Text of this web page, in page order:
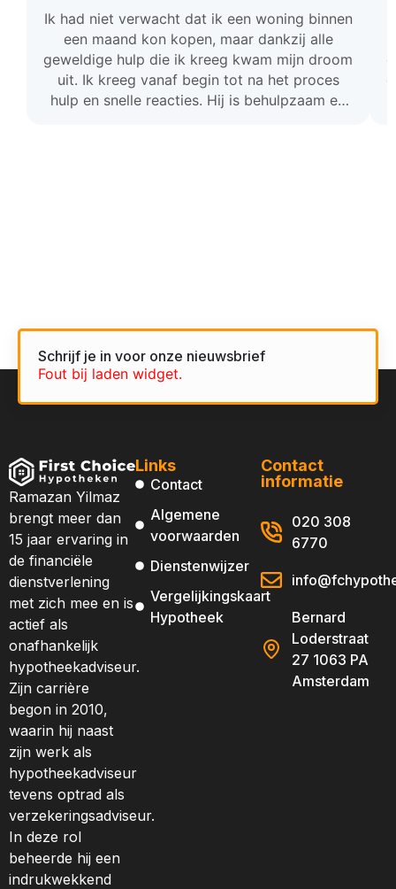
Ik had niet verwacht dat ik een woning binnen
een maand kon kopen, maar dankzij alle
geweldige hulp die ik kreeg kwam mijn droom
uit. Ik kreeg vanaf begin tot na het proces
hulp en snelle reacties. Hij is behulpzaam en
Schrijf je in voor onze nieuwsbrief
Fout bij laden widget.
Ramazan Yilmaz
brengt meer dan
15 jaar ervaring in
de financiële
dienstverlening
met zich mee en is
actief als
onafhankelijk
hypotheekadviseur.
Zijn carrière
begon in 2010,
waarin hij naast
zijn werk als
hypotheekadviseur
tevens optrad als
verzekeringsadviseur.
In deze rol
beheerde hij een
indrukwekkend
Links
Contact
Algemene
voorwaarden
Dienstenwijzer
Vergelijkingskaart
Hypotheek
Contact
informatie
020 308
6770
Bernard
Loderstraat
27 1063 PA
Amsterdam